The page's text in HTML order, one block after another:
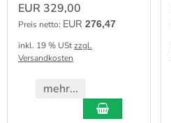
EUR 329,00
Preis netto: EUR 276,47
inkl. 19 % UStzzgl.
Versandkosten
mehr...